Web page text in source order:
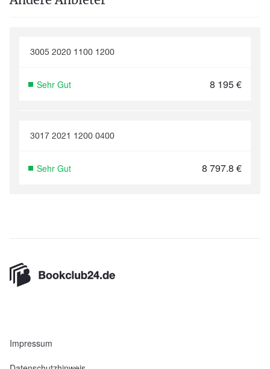
3005 2020 1100 1200
Sehr Gut 8 195€
3017 2021 1200 0400
Sehr Gut 8 797.8 €
Impressum